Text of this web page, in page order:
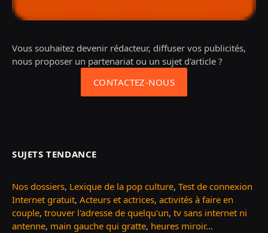
Vous souhaitez devenir rédacteur, diffuser vos publicités,
nous proposer un partenariat ou un sujet d'article ?
CONTACTEZ-NOUS
SUJETS TENDANCE
Nos dossiers, Lexique de la pop culture, Test de connexion
Internet gratuit, Acteurs et actrices, activités à faire en
couple, trouver l'adresse de quelqu'un, tv sans internet ni
antenne, main gauche qui gratte, heures miroir...